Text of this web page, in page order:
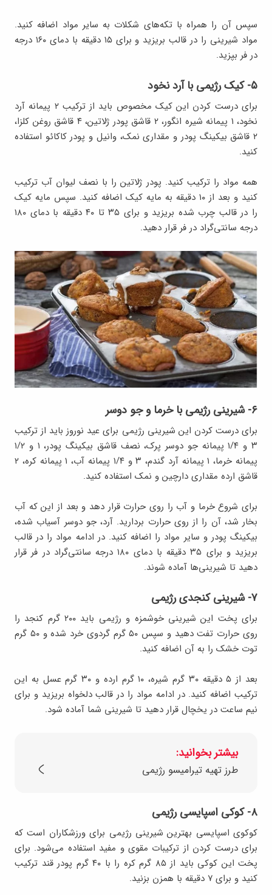
سپس آن را همراه با تکه‌های شکلات به سایر مواد اضافه کنید.
مواد شیرینی را در قالب بریزید و برای ۱۵ دقیقه با دمای ۱۶۰ درجه
در فر بپزید.
۵- کیک رژیمی با آرد نخود
برای درست کردن این کیک مخصوص باید از ترکیب ۲ پیمانه آرد
نخود، ۱ پیمانه شیره انگور، ۲ قاشق پودر ژلاتین، ۴ قاشق روغن کلزا،
۲ قاشق بیکینگ پودر و مقداری نمک، وانیل و پودر کاکائو استفاده
کنید.
همه مواد را ترکیب کنید. پودر ژلاتین را با نصف لیوان آب ترکیب
کنید و بعد از ۱۰ دقیقه به مایه کیک اضافه کنید. سپس مایه کیک
را در قالب چرب شده بریزید و برای ۳۵ تا ۴۰ دقیقه با دمای ۱۸۰
درجه سانتی‌گراد در فر قرار دهید.
۶- شیرینی رژیمی با خرما و جو دوسر
برای درست کردن این شیرینی‌ رژیمی برای عید نوروز باید از ترکیب
۳ و ۱/۴ پیمانه جو دوسر پرک، نصف قاشق بیکینگ پودر، ۱ و ۱/۲
پیمانه خرما، ۱ پیمانه آرد گندم، ۳ و ۱/۴ پیمانه آب، ۱ پیمانه کره، ۲
قاشق ارده مقداری دارچین و نمک استفاده کنید.
برای شروع خرما و آب را روی حرارت قرار دهد و بعد از این که آب
بخار شد، آن را از روی حرارت بردارید. آرد، جو دوسر آسیاب شده،
بیکینگ پودر و سایر مواد را اضافه کنید. در ادامه مواد را در قالب
بریزید و برای ۳۵ دقیقه با دمای ۱۸۰ درجه سانتی‌گراد در فر قرار
دهید تا شیرینی‌ها آماده شوند.
۷- شیرینی کنجدی رژیمی
برای پخت این شیرینی خوشمزه و رژیمی باید ۲۰۰ گرم کنجد را
روی حرارت تفت دهید و سپس ۵۰ گرم گردوی خرد شده و ۵۰ گرم
توت خشک را به آن اضافه کنید.
بعد از ۵ دقیقه ۳۰ گرم شیره، ۱۰ گرم ارده و ۳۰ گرم عسل به این
ترکیب اضافه کنید. در ادامه مواد را در قالب دلخواه بریزید و برای
نیم ساعت در یخچال قرار دهید تا شیرینی شما آماده شود.
بیشتر بخوانید:
طرز تهیه تیرامیسو رژیمی
۸- کوکی اسپایسی رژیمی
کوکوی اسپایسی بهترین شیرینی رژیمی برای ورزشکاران است که
برای درست کردن از ترکیبات مقوی و مفید استفاده می‌شود. برای
پخت این کوکی باید از ۸۵ گرم کره را با ۴۰ گرم پودر قند ترکیب
کنید و برای ۷ دقیقه با همزن بزنید.